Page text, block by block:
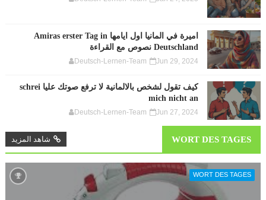
اميرة في المانيا اول ايامها Amiras erster Tag in
Deutschland نصوص مع القراءة
Deutsch-Lernen-Team Jun 29, 2024
كيف تقول لشخص بالالمانية لا ترفع صوتك عليا schrei
mich nicht an
Deutsch-Lernen-Team Jun 27, 2024
WORT DES TAGES شاهد المزيد
WORT DES TAGES